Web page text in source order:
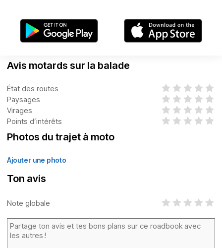
Avis motards sur la balade
État des routes
Paysages
Virages
Points d’intérêts
Photos du trajet à moto
Ajouter une photo
Ton avis
Note globale